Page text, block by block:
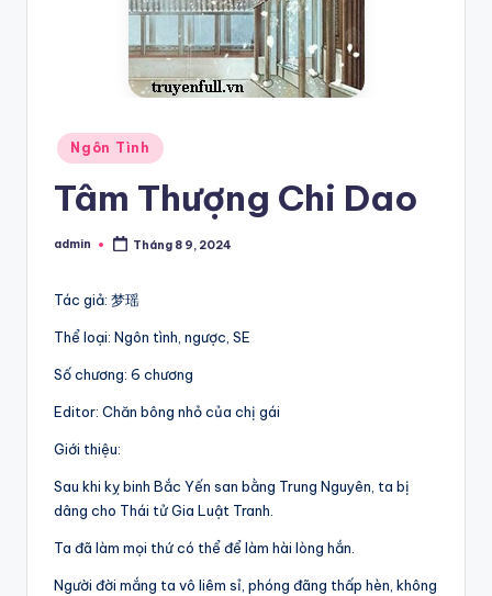
Posted
in
Ngôn Tình
Tâm Thượng Chi Dao
Posted
admin Tháng 8 9, 2024
Tác giả: 梦瑶
Thể loại: Ngôn tình, ngược, SE
Số chương: 6 chương
Editor: Chăn bông nhỏ của chị gái
Giới thiệu:
Sau khi kỵ binh Bắc Yến san bằng Trung Nguyên, ta bị
dâng cho Thái tử Gia Luật Tranh.
Ta đã làm mọi thứ có thể để làm hài lòng hắn.
Người đời mắng ta vô liêm sỉ, phóng đãng thấp hèn, không